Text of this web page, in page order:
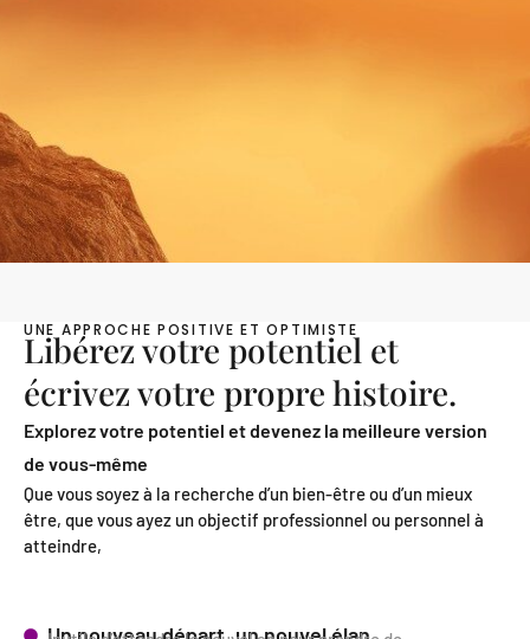
UNE APPROCHE POSITIVE ET OPTIMISTE
Libérez votre potentiel et
écrivez votre propre histoire.
Explorez votre potentiel et devenez la meilleure version
de vous-même
Que vous soyez à la recherche d’un bien-être ou d’un mieux
être, que vous ayez un objectif professionnel ou personnel à
atteindre,